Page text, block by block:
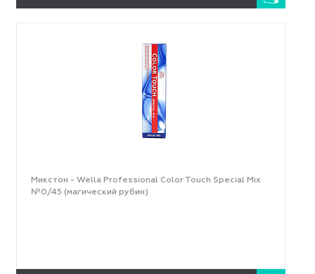
Микстон - Wella Professional Color Touch Special Mix
№0/45 (магический рубин)